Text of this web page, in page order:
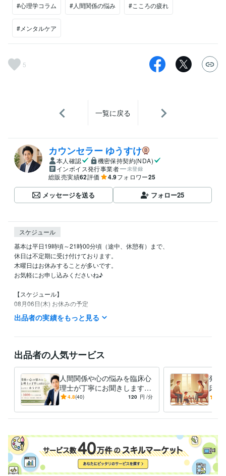
#心理学コラム #人間関係の悩み #こころの疲れ
#メンタルケア
5
一覧に戻る
カウンセラー ゆうすけ
本人確認
機密保持契約(NDA)
インボイス発行事業者
未登録
総販売実績62評価 4.9フォロワー25
メッセージを送る フォロー25
スケジュール
基本は平日19時頃～21時00分頃（途中、休憩有）まで、
休日は不定期に受け付けております。
木曜日はお休みすることが多いです。
お気軽にお申し込みくださいね♪
【スケジュール】
08月06日(木) お休みの予定
08月07日(金) 19:00～21:30
08月08日(土) 19:00～21:30
以降は未定です。
※ 以上、大まかな予定です。
※ 時間は変更する可能性があります。
経験職種
ライフスタイル・その他 / カウンセラー・コーチ 経験年数 : 16年
スクールカウンセラー 2009年3月 ~ 現在
私設相談室 2012年3月 ~ 現在
受賞歴
出品者の実績をもっと見る
出品者の人気サービス
人間関係や心の悩みを臨床心
理士が丁寧にお聞きします
カウンセリング歴18年以上の
4.8(40) 120 円 /分
発達
床心
カウ